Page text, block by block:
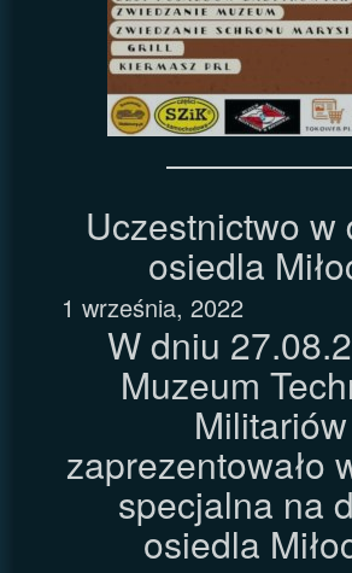
Uczestnictwo w
osiedla
1 września, 2022
W dniu
Muzeum
Militariów
zaprezentowało
specjalna na
osiedla